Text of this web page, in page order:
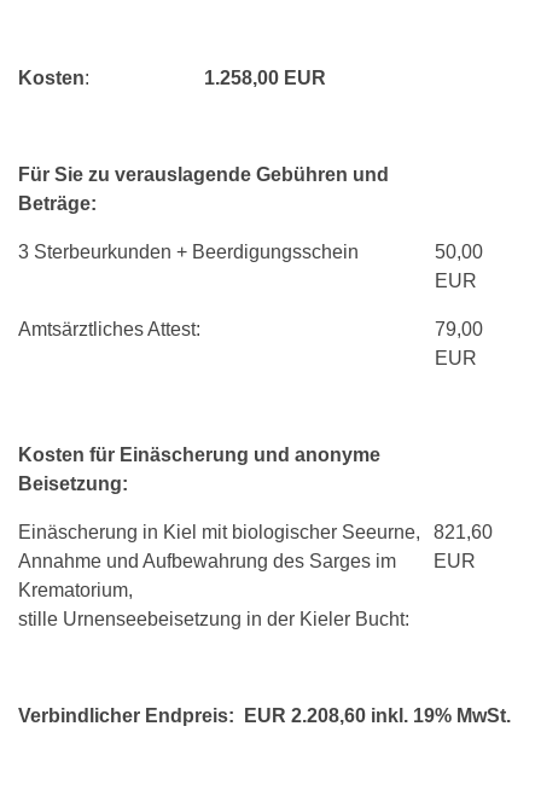
Kosten: 1.258,00 EUR
Für Sie zu verauslagende Gebühren und
Beträge:
3 Sterbeurkunden + Beerdigungsschein
50,00
EUR
Amtsärztliches Attest:
79,00
EUR
Kosten für Einäscherung und anonyme
Beisetzung:
Einäscherung in Kiel mit biologischer Seeurne,
Annahme und Aufbewahrung des Sarges im
Krematorium,
stille Urnenseebeisetzung in der Kieler Bucht:
821,60
EUR
Verbindlicher Endpreis: EUR 2.208,60 inkl. 19% MwSt.